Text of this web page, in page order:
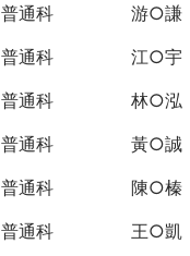
普通科
游○謙
普通科
江○宇
普通科
林○泓
普通科
黃○誠
普通科
陳○榛
普通科
王○凱